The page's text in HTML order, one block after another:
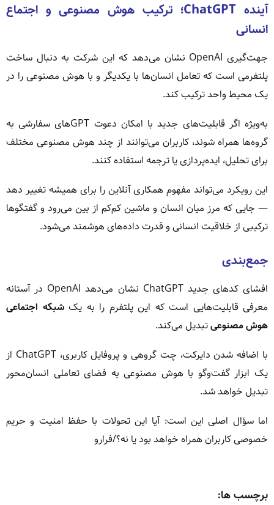
آینده ChatGPT؛ ترکیب هوش مصنوعی و اجتماع
انسانی
جهت‌گیری OpenAI نشان می‌دهد که این شرکت به دنبال ساخت
پلتفرمی است که تعامل انسان‌ها با یکدیگر و با هوش مصنوعی را در
یک محیط واحد ترکیب کند.
به‌ویژه اگر قابلیت‌های جدید با امکان دعوت GPTهای سفارشی به
گروه‌ها همراه شوند، کاربران می‌توانند از چند هوش مصنوعی مختلف
برای تحلیل، ایده‌پردازی یا ترجمه استفاده کنند.
این رویکرد می‌تواند مفهوم همکاری آنلاین را برای همیشه تغییر دهد
— جایی که مرز میان انسان و ماشین کم‌کم از بین می‌رود و گفتگوها
ترکیبی از خلاقیت انسانی و قدرت داده‌های هوشمند می‌شود.
جمع‌بندی
افشای کدهای جدید ChatGPT نشان می‌دهد OpenAI در آستانه
معرفی قابلیت‌هایی است که این پلتفرم را به یکشبکه اجتماعی
هوش مصنوعیتبدیل می‌کند.
با اضافه شدن دایرکت، چت گروهی و پروفایل کاربری، ChatGPT از
یک ابزار گفت‌وگو با هوش مصنوعی به فضای تعاملی انسان‌محور
تبدیل خواهد شد.
اما سؤال اصلی این است: آیا این تحولات با حفظ امنیت و حریم
خصوصی کاربران همراه خواهد بود یا نه؟/فرارو
برچسب ها: